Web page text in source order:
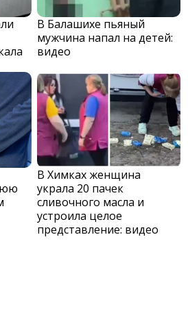
В Балашихе пьяный
мужчина напал на детей:
видео
В Химках женщина
украла 20 пачек
сливочного масла и
устроила целое
представление: видео